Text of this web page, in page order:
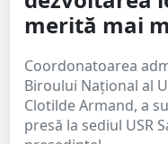
merită mai
Coordonatoarea
Biroului Național al
Clotilde Armand, a
presă la sediul USR